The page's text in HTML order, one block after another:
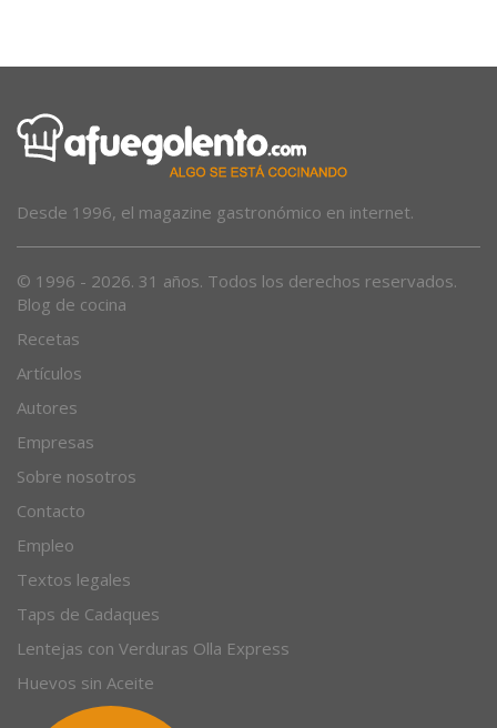
Desde 1996, el magazine gastronómico en internet.
© 1996 - 2026. 31 años. Todos los derechos reservados.
Blog de cocina
Recetas
Artículos
Autores
Empresas
Sobre nosotros
Contacto
Empleo
Textos legales
Taps de Cadaques
Lentejas con Verduras Olla Express
Huevos sin Aceite